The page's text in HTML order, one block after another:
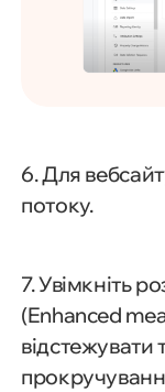
6. Для
потоку.
7. Увімкніть
(Enhanced
відстежувати